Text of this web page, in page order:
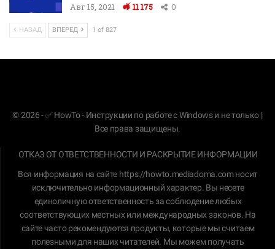
Авг 15, 2021 11 175 0
НАЗАД ВПЕРЕД 1 of 827
© 2026 - ✅ HowTo - Инструкции по работе с Windows и не только |
Все права защищены.
ОТКАЗ ОТ ОТВЕТСТВЕННОСТИ И РАСКРЫТИЕ ИНФОРМАЦИИ
Вся информация на сайте https://howto.mediadoma.comносит
исключительно информационный характер. Вы несете
единоличную ответственность за соблюдение любых
соответствующих местных или международных законов. На
сайте часто рекомендуются продукты, которые мы считаем
полезными для наших читателей. Мы можем получать